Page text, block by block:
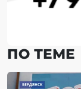
ПО ТЕМЕ